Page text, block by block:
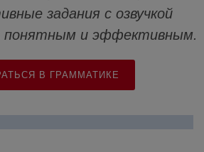
задания с озвучкой
понятным и эффективным.
В ГРАММАТИКЕ